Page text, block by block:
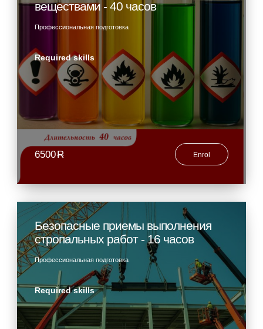
веществами - 40 часов
Профессиональная подготовка
Required skills
6500R Enrol
Безопасные приемы выполнения
стропальных работ - 16 часов
Профессиональная подготовка
Required skills